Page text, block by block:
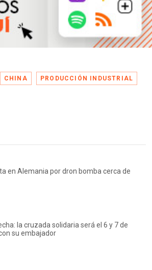
CHINA PRODUCCIÓN INDUSTRIAL
en Alemania por dron bomba cerca de
la cruzada solidaria será el 6 y 7 de
su embajador